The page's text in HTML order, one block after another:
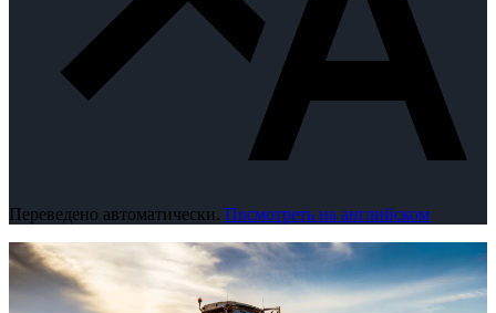
Переведено автоматически. Посмотреть на английском